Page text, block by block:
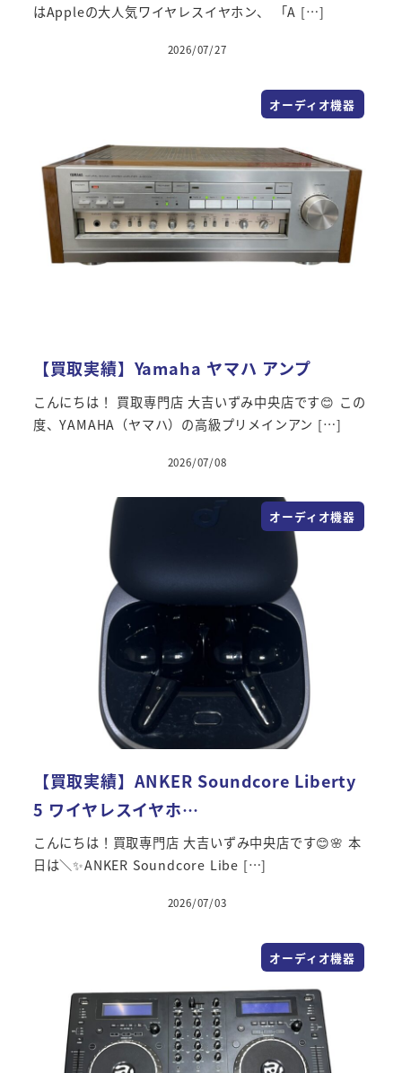
はAppleの大人気ワイヤレスイヤホン、 「A […]
2026/07/27
オーディオ機器
【買取実績】Yamaha ヤマハ アンプ
こんにちは！ 買取専門店 大吉いずみ中央店です😊 この
度、YAMAHA（ヤマハ）の高級プリメインアン […]
2026/07/08
オーディオ機器
【買取実績】ANKER Soundcore Liberty
5 ワイヤレスイヤホ…
こんにちは！買取専門店 大吉いずみ中央店です😊🌸 本
日は＼✨ANKER Soundcore Libe […]
2026/07/03
オーディオ機器